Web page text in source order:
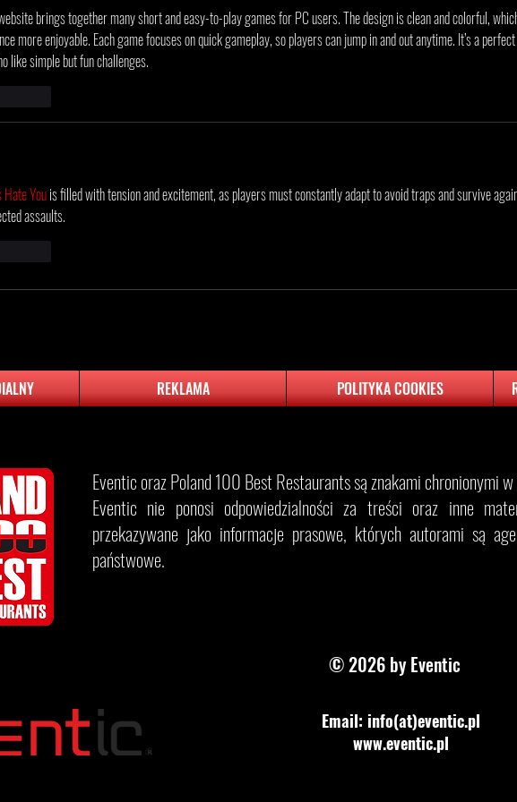
brings together many short and easy-to-play games for PC users. The design is clean and colorful,
more enjoyable. Each game focuses on quick gameplay, so players can jump in and out anytime. It’s a perfect
like simple but fun challenges.
You is filled with tension and excitement, as players must constantly adapt to avoid traps and survive
assaults.
REKLAMA POLITYKA COOKIES
Eventic oraz Poland 100 Best Restaurants są znakami chronionymi
Eventic nie ponosi odpowiedzialności za treści oraz inne
przekazywane jako informacje prasowe, których autorami są
państwowe.
© 2026 by Eventic
Email: info(at)eventic.pl
www.eventic.pl